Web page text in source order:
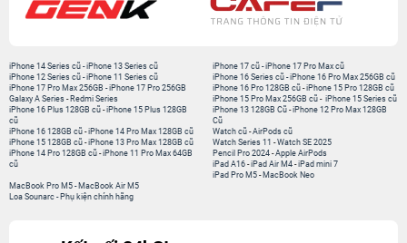
iPhone 14 Series cũ -iPhone 13 Series cũ
iPhone 12 Series cũ -iPhone 11 Series cũ
iPhone 17 Pro Max 256GB -iPhone 17 Pro 256GB
Galaxy A Series - Redmi Series
iPhone 17 cũ -iPhone 17 Pro Max cũ
iPhone 16 Series cũ - iPhone 16 Pro Max 256GB cũ
iPhone 16 Pro 128GB cũ -iPhone 15 Pro 128GB cũ
iPhone 15 Pro Max 256GB cũ - iPhone 15 Series cũ
iPhone 16 Plus 128GB cũ -iPhone 15 Plus 128GB
cũ
iPhone 16 128GB cũ -iPhone 14 Pro Max 128GB cũ
iPhone 15 128GB cũ -iPhone 13 Pro Max 128GB cũ
iPhone 14 Pro 128GB cũ -iPhone 11 Pro Max 64GB
cũ
iPhone 13 128GB Cũ -iPhone 12 Pro Max 128GB
Cũ
Watch cũ -AirPods cũ
Watch Series 11 -Watch SE 2025
Pencil Pro 2024 -Apple AirPods
iPad A16 -iPad Air M4 -iPad mini 7
iPad Pro M5 - MacBook Neo
MacBook Pro M5 - MacBook Air M5
Loa Sounarc - Phụ kiện chính hãng